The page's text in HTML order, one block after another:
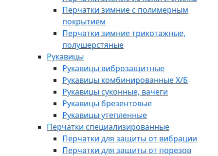
Перчатки зимние с полимерным
покрытием
Перчатки зимние трикотажные,
полушерстяные
Рукавицы
Рукавицы виброзащитные
Рукавицы комбинированные Х/Б
Рукавицы суконные, вачеги
Рукавицы брезентовые
Рукавицы утепленные
Перчатки специализированные
Перчатки для защиты от вибрации
Перчатки для защиты от порезов